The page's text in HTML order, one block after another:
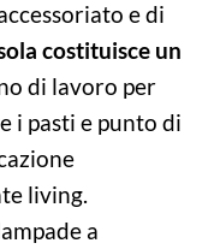
e di
costituisce un
di lavoro per
i pasti e punto di
living.
a